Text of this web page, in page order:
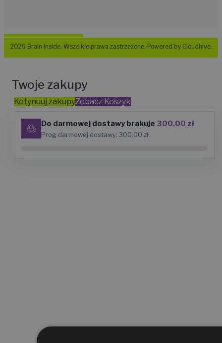
2026 Brain Inside. Wszelkie prawa zastrzeżone. Powered by Cloudhive.
Twoje zakupy
Kotynuuj zakupyZobacz Koszyk
Do darmowej dostawy brakuje 300,00 zł
Prog darmowej dostawy: 300,00 zł